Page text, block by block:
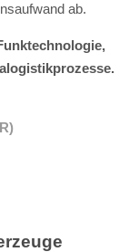
ab.